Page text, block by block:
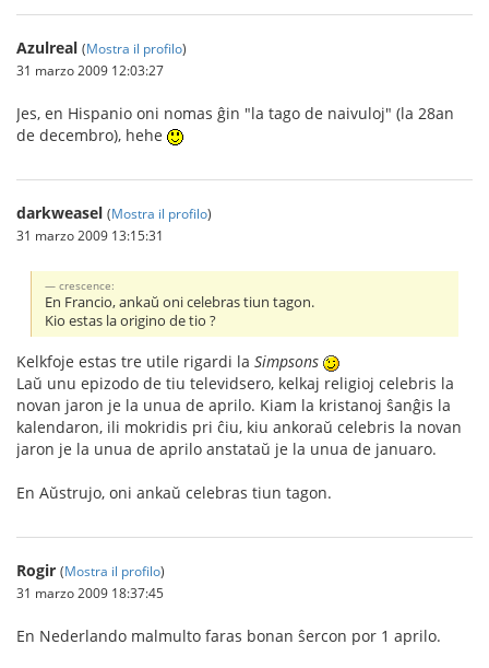
Azulreal (Mostra il profilo)
31 marzo 2009 12:03:27
Jes, en Hispanio oni nomas ĝin "la tago de naivuloj" (la 28an
de decembro), hehe
darkweasel (Mostra il profilo)
31 marzo 2009 13:15:31
crescence:
En Francio, ankaŭ oni celebras tiun tagon.
Kio estas la origino de tio ?
Kelkfoje estas tre utile rigardi la Simpsons
Laŭ unu epizodo de tiu televidsero, kelkaj religioj celebris la
novan jaron je la unua de aprilo. Kiam la kristanoj ŝanĝis la
kalendaron, ili mokridis pri ĉiu, kiu ankoraŭ celebris la novan
jaron je la unua de aprilo anstataŭ je la unua de januaro.
En Aŭstrujo, oni ankaŭ celebras tiun tagon.
Rogir (Mostra il profilo)
31 marzo 2009 18:37:45
En Nederlando malmulto faras bonan ŝercon por 1 aprilo.